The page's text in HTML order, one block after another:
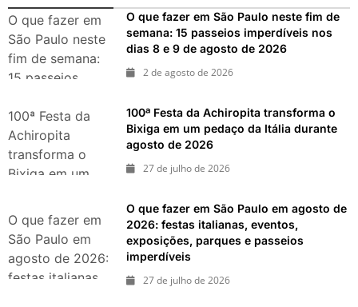
O que fazer em
São Paulo neste
fim de semana:
15 passeios
dias 8 e 9 de
agosto de 2026
O que fazer em São Paulo neste fim de
semana: 15 passeios imperdíveis nos
dias 8 e 9 de agosto de 2026
2 de agosto de 2026
100ª Festa da
Achiropita
transforma o
Bixiga em um
durante agosto
de 2026
100ª Festa da Achiropita transforma o
Bixiga em um pedaço da Itália durante
agosto de 2026
27 de julho de 2026
O que fazer em
São Paulo em
agosto de 2026:
festas italianas,
O que fazer em São Paulo em agosto de
2026: festas italianas, eventos,
exposições, parques e passeios
imperdíveis
27 de julho de 2026